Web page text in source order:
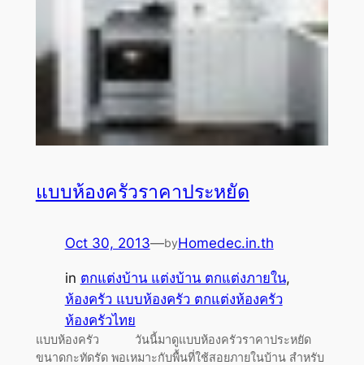
แบบห้องครัวราคาประหยัด
Oct 30, 2013—byHomedec.in.th
in ตกแต่งบ้าน แต่งบ้าน ตกแต่งภายใน
ห้องครัว แบบห้องครัว ตกแต่งห้องครัว
ห้องครัวไทย
แบบห้องครัว วันนี้มาดูแบบห้องครัวราคาประหยัด
ขนาดกะทัดรัด พอเหมาะกับพื้นที่ใช้สอยภายในบ้าน สำหรับ